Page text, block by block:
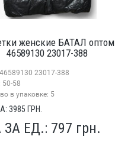
женские БАТАЛ оптом
46589130 23017-388
23017-388
58
в упаковке: 5
3985 ГРН.
ЗА ЕД.: 797 грн.